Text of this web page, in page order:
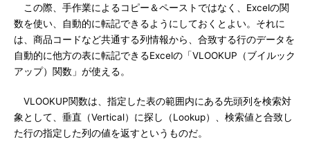
この際、手作業によるコピー＆ペーストではなく、Excelの関
数を使い、自動的に転記できるようにしておくとよい。それに
は、商品コードなど共通する列情報から、合致する行のデータを
自動的に他方の表に転記できるExcelの「VLOOKUP（ブイルック
アップ）関数」が使える。
VLOOKUP関数は、指定した表の範囲内にある先頭列を検索対
象として、垂直（Vertical）に探し（Lookup）、検索値と合致し
た行の指定した列の値を返すというものだ。